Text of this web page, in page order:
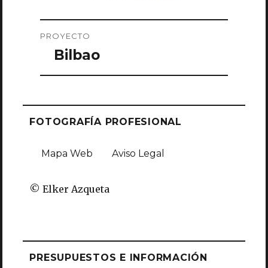
entradas
PROYECTO
Bilbao
FOTOGRAFÍA PROFESIONAL
Mapa Web Aviso Legal
© Elker Azqueta
PRESUPUESTOS E INFORMACIÓN